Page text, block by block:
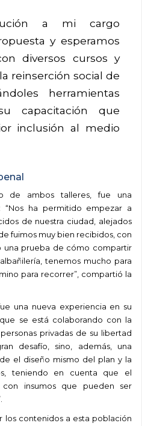
a mi cargo
y esperamos
diversos cursos y
reinserción social de
herramientas
capacitación que
inclusión al medio
de ambos talleres, fue una
“Nos ha permitido empezar a
de nuestra ciudad, alejados
fuimos muy bien recibidos, con
una prueba de cómo compartir
tenemos mucho para
para recorrer”, compartió la
una nueva experiencia en su
se está colaborando con la
privadas de su libertad
desafío, sino, además, una
el diseño mismo del plan y la
teniendo en cuenta que el
con insumos que pueden ser
los contenidos a esta población